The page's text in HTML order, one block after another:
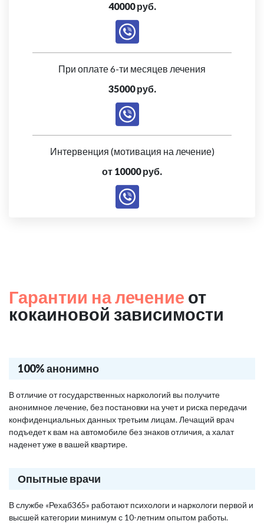
40000 руб.
При оплате 6-ти месяцев лечения
35000 руб.
Интервенция (мотивация на лечение)
от 10000 руб.
Гарантии на лечение от
кокаиновой зависимости
100% анонимно
В отличие от государственных наркологий вы получите
анонимное лечение, без постановки на учет и риска передачи
конфиденциальных данных третьим лицам. Лечащий врач
подъедет к вам на автомобиле без знаков отличия, а халат
наденет уже в вашей квартире.
Опытные врачи
В службе «Рехаб365» работают психологи и наркологи первой и
высшей категории минимум с 10-летним опытом работы.